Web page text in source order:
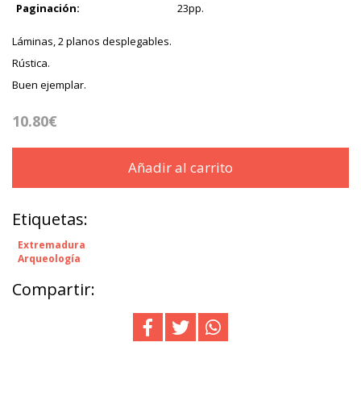
Paginación:
23pp.
Láminas, 2 planos desplegables.
Rústica.
Buen ejemplar.
10.80€
Añadir al carrito
Etiquetas:
Extremadura
Arqueología
Compartir: